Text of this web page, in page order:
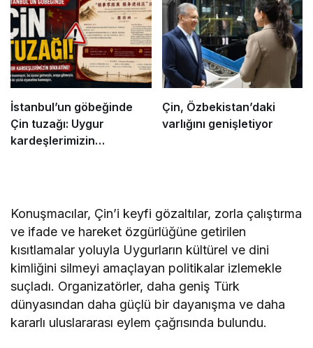
İstanbul’un göbeğinde
Çin tuzağı: Uygur
kardeşlerimizin
Çin, Özbekistan’daki
varlığını genişletiyor
Konuşmacılar, Çin’i keyfi gözaltılar, zorla çalıştırma
ve ifade ve hareket özgürlüğüne getirilen
kısıtlamalar yoluyla Uygurların kültürel ve dini
kimliğini silmeyi amaçlayan politikalar izlemekle
suçladı. Organizatörler, daha geniş Türk
dünyasından daha güçlü bir dayanışma ve daha
kararlı uluslararası eylem çağrısında bulundu.